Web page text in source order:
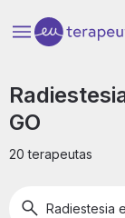
GO
20 terapeutas
Radiestesia